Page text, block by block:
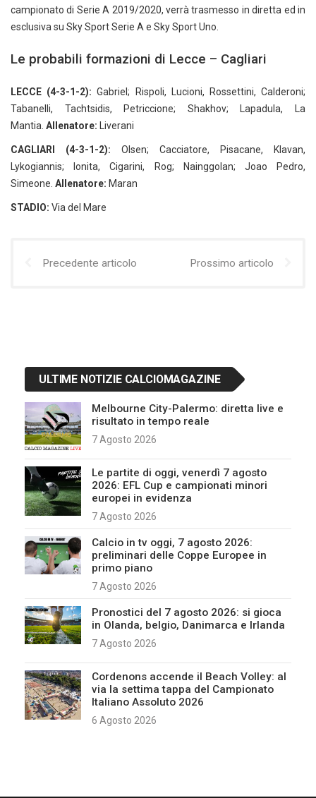
campionato di Serie A 2019/2020, verrà trasmesso in diretta ed in
esclusiva su Sky Sport Serie A e Sky Sport Uno.
Le probabili formazioni di Lecce – Cagliari
LECCE (4-3-1-2): Gabriel; Rispoli, Lucioni, Rossettini, Calderoni;
Tabanelli, Tachtsidis, Petriccione; Shakhov; Lapadula, La
Mantia. Allenatore: Liverani
CAGLIARI (4-3-1-2): Olsen; Cacciatore, Pisacane, Klavan,
Lykogiannis; Ionita, Cigarini, Rog; Nainggolan; Joao Pedro,
Simeone. Allenatore: Maran
STADIO: Via del Mare
Precedente articolo Prossimo articolo
ULTIME NOTIZIE CALCIOMAGAZINE
Melbourne City-Palermo: diretta live e
risultato in tempo reale
7 Agosto 2026
Le partite di oggi, venerdì 7 agosto
2026: EFL Cup e campionati minori
europei in evidenza
7 Agosto 2026
Calcio in tv oggi, 7 agosto 2026:
preliminari delle Coppe Europee in
primo piano
7 Agosto 2026
Pronostici del 7 agosto 2026: si gioca
in Olanda, belgio, Danimarca e Irlanda
7 Agosto 2026
Cordenons accende il Beach Volley: al
via la settima tappa del Campionato
Italiano Assoluto 2026
6 Agosto 2026